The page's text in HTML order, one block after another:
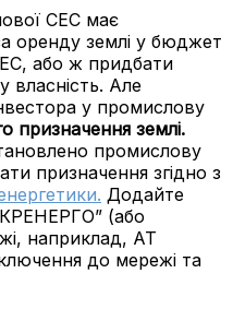
СЕС має
оренду землі у бюджет
або ж придбати
власність. Але
у промислову
призначення землі.
промислову
призначення згідно з
Додайте
(або
наприклад, АТ
до мережі та